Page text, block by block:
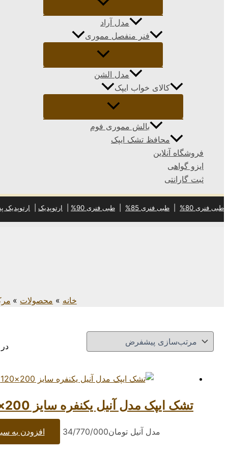
مدل آراد
فنر منفصل مموری
مدل الشن
کالای خواب ایپک
بالش مموری فوم
محافظ تشک ایپک
فروشگاه آنلاین
ایزو گواهی
ثبت گارانتی
طبی فنری 80% طبی فنری 85% طبی فنری 90% ارتوپدیک ارتوپدیک
خانه
محصولات
تشک ایپک مدل آنیل یکنفره سایز 200×120 سانتیمتر
مدل آنیلتومان34/770/000 افزودن به